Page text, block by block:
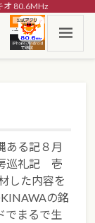
オ 80.6MHz
ある記８月
巡礼記 壱
した内容を
の銘
でまるで生